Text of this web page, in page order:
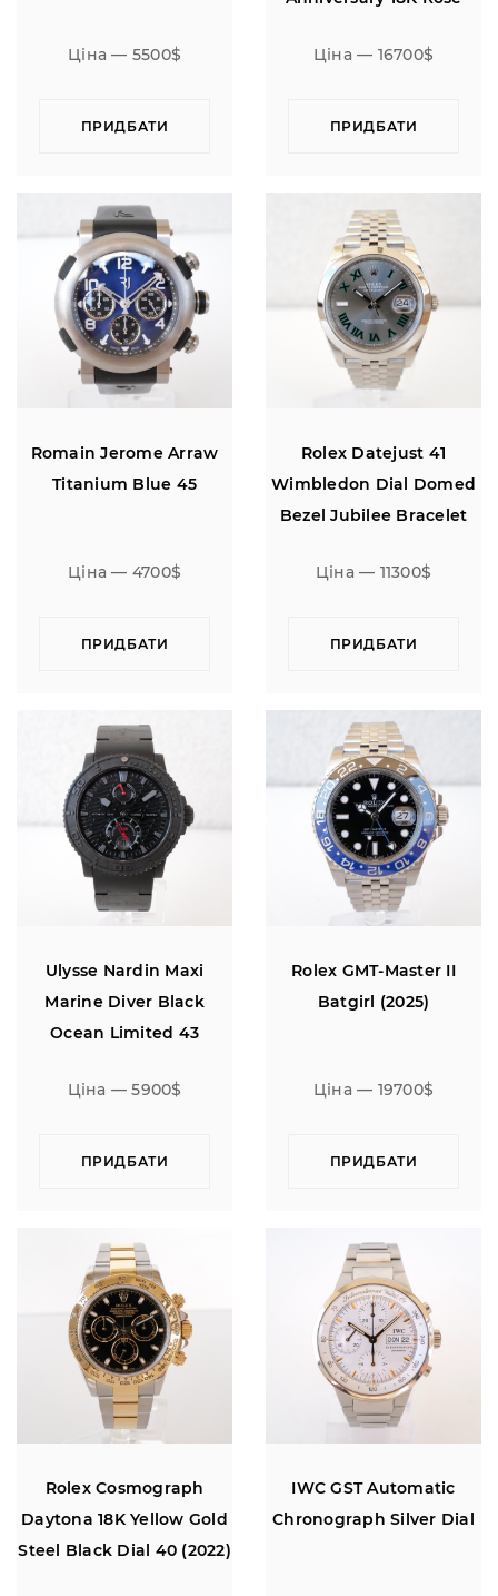
Ціна — 5500$
ПРИДБАТИ
Ціна — 16700$
ПРИДБАТИ
Romain Jerome Arraw
Titanium Blue 45
Ціна — 4700$
ПРИДБАТИ
Rolex Datejust 41
Wimbledon Dial Domed
Bezel Jubilee Bracelet
Ціна — 11300$
ПРИДБАТИ
Ulysse Nardin Maxi
Marine Diver Black
Ocean Limited 43
Ціна — 5900$
ПРИДБАТИ
Rolex GMT-Master II
Batgirl (2025)
Ціна — 19700$
ПРИДБАТИ
Rolex Cosmograph
Daytona 18K Yellow Gold
Steel Black Dial 40 (2022)
IWC GST Automatic
Chronograph Silver Dial